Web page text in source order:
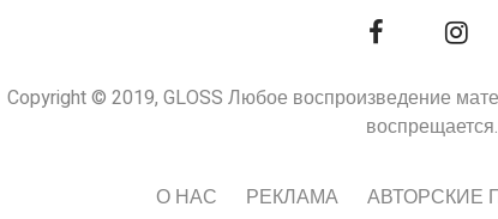
Copyright © 2019, GLOSS Любое воспроизведение
воспрещается.
О НАС РЕКЛАМА АВТОРСКИЕ